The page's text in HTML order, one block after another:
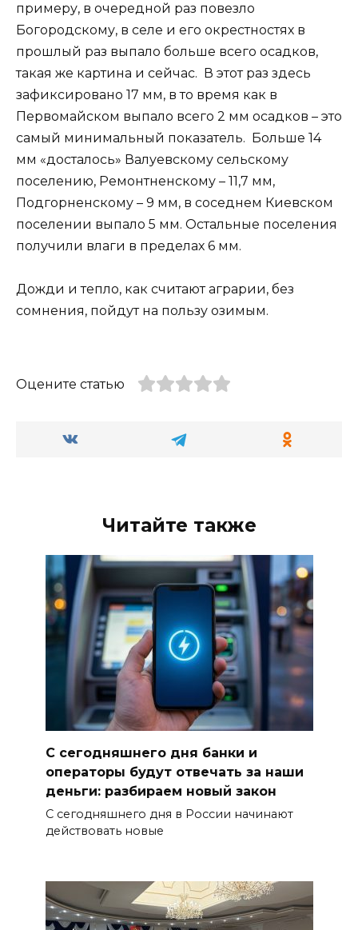
примеру, в очередной раз повезло
Богородскому, в селе и его окрестностях в
прошлый раз выпало больше всего осадков,
такая же картина и сейчас. В этот раз здесь
зафиксировано 17 мм, в то время как в
Первомайском выпало всего 2 мм осадков – это
самый минимальный показатель. Больше 14
мм «досталось» Валуевскому сельскому
поселению, Ремонтненскому – 11,7 мм,
Подгорненскому – 9 мм, в соседнем Киевском
поселении выпало 5 мм. Остальные поселения
получили влаги в пределах 6 мм.
Дожди и тепло, как считают аграрии, без
сомнения, пойдут на пользу озимым.
Оцените статью
Читайте также
С сегодняшнего дня банки и
операторы будут отвечать за наши
деньги: разбираем новый закон
С сегодняшнего дня в России начинают
действовать новые